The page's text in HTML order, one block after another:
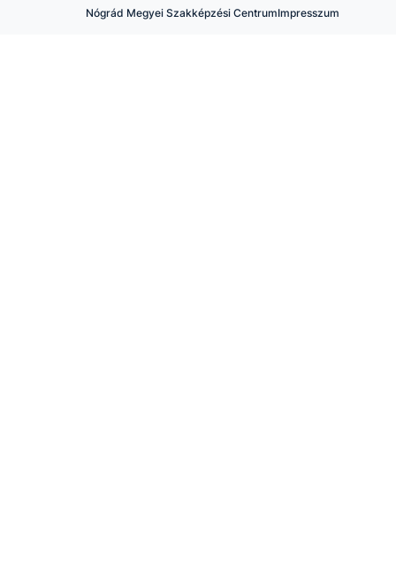
Nógrád Megyei Szakképzési CentrumImpresszum